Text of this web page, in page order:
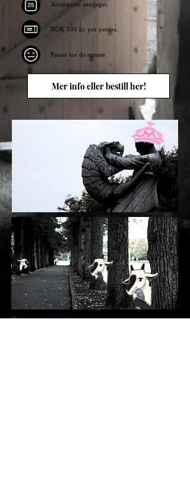
Arrangeres søndager.
NOK 100 kr. per person.
Passer for de minste.
Mer info eller bestill her!